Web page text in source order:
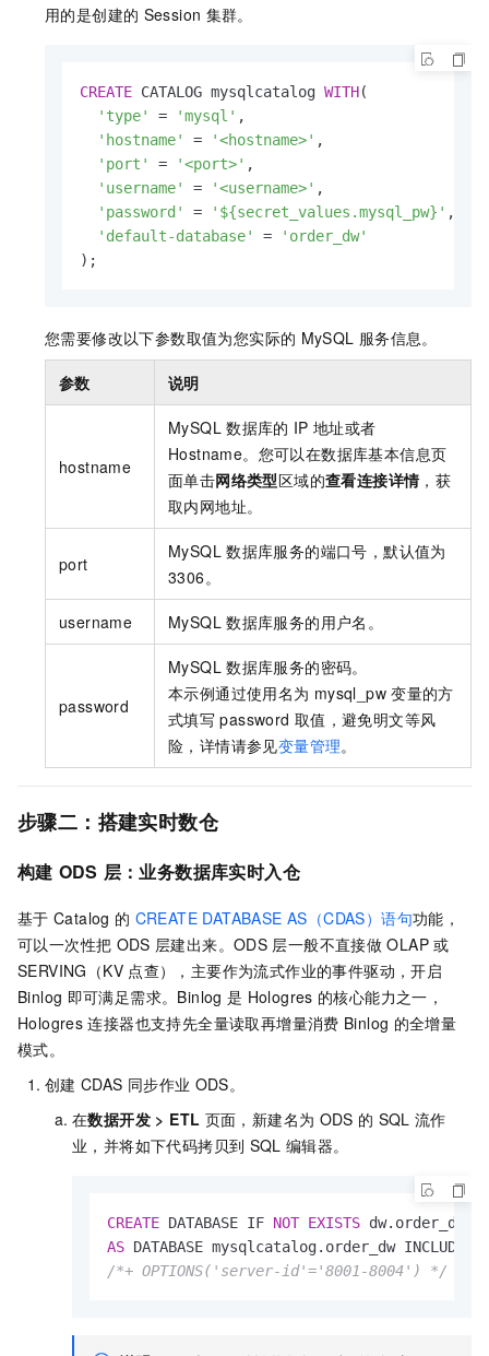
用的是创建的 Session 集群。
CREATE CATALOG mysqlcatalog WITH(
'type'
= 'mysql' ,
'hostname'
= '<hostname>' ,
'port'
= '<port>' ,
'username'
= '<username>' ,
'password'
= '${secret_values.mysql_pw}' ,
'default-database'
=
'order_dw'
);
您需要修改以下参数取值为您实际的 MySQL 服务信息。
参数 说明
hostname
MySQL 数据库的 IP 地址或者
Hostname。您可以在数据库基本信息页
面单击网络类型区域的查看连接详情，获
取内网地址。
port
MySQL 数据库服务的端口号，默认值为
3306。
username MySQL 数据库服务的用户名。
password
MySQL 数据库服务的密码。
本示例通过使用名为 mysql_pw 变量的方
式填写 password 取值，避免明文等风
险，详情请参见变量管理。
步骤二：搭建实时数仓
构建 ODS 层：业务数据库实时入仓
基于 Catalog 的 CREATE DATABASE AS（CDAS）语句功能，
可以一次性把 ODS 层建出来。ODS 层一般不直接做 OLAP 或
SERVING（KV 点查），主要作为流式作业的事件驱动，开启
Binlog 即可满足需求。Binlog 是 Hologres 的核心能力之一，
Hologres 连接器也支持先全量读取再增量消费 Binlog 的全增量
模式。
创建 CDAS 同步作业 ODS。
在数据开发 > ETL 页面，新建名为 ODS 的 SQL 流作
业，并将如下代码拷贝到 SQL 编辑器。
CREATE DATABASE IF NOT EXISTS
AS DATABASE mysqlcatalog.order_dw
/*+ OPTIONS('server-id'='8001-8004') */